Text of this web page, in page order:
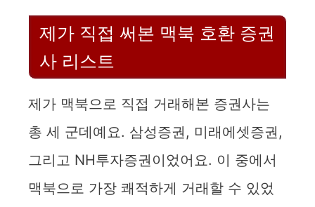
제가 직접 써본 맥북 호환 증권
사 리스트
제가 맥북으로 직접 거래해본 증권사는
총 세 군데예요. 삼성증권, 미래에셋증권,
그리고 NH투자증권이었어요. 이 중에서
맥북으로 가장 쾌적하게 거래할 수 있었